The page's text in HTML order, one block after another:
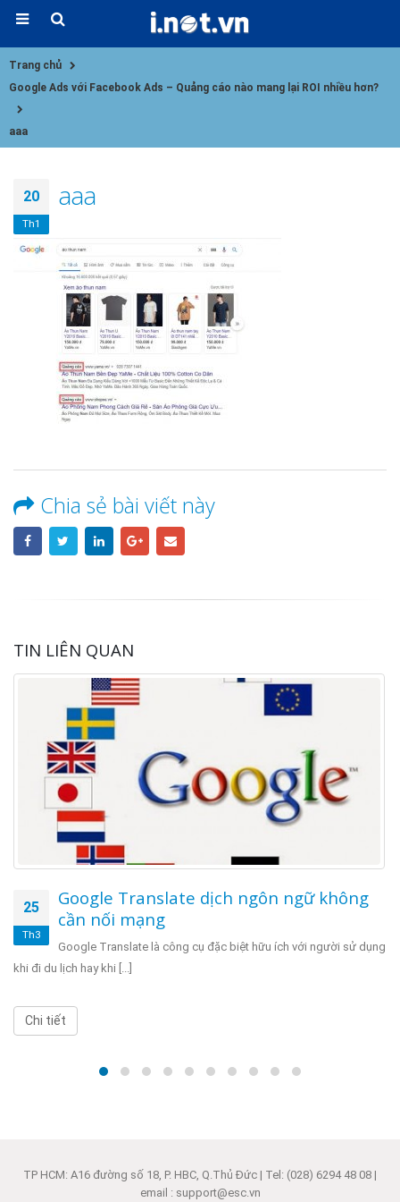
Trang chủ
Google Ads với Facebook Ads – Quảng cáo nào mang lại ROI nhiều hơn?
aaa
20
Th1
aaa
Chia sẻ bài viết này
TIN LIÊN QUAN
25
Th3
Google Translate dịch ngôn ngữ không
cần nối mạng
Google Translate là công cụ đặc biệt hữu ích với người sử dụng
khi đi du lịch hay khi [...]
Chi tiết
TP HCM: A16 đường số 18, P. HBC, Q.Thủ Đức | Tel: (028) 6294 48 08 |
email : support@esc.vn